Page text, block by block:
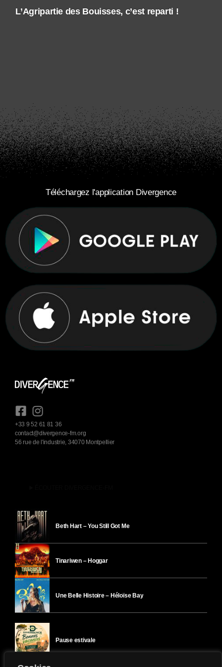
L’Agripartie des Bouisses, c’est reparti !
Téléchargez l'application Divergence
+33 9 52 61 81 36
contact@divergence-fm.org
56 rue de l'industrie, 34070 Montpellier
Beth Hart – You Still Got Me
Tinariwen – Hoggar
Une Belle Histoire – Héloïse Bay
Pause estivale